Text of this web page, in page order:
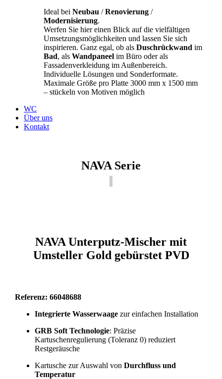
Ideal bei Neubau /Renovierung /
Modernisierung.
Werfen Sie hier einen Blick auf die vielfältigen
Umsetzungsmöglichkeiten und lassen Sie sich
inspirieren. Ganz egal, ob als Duschrückwand im
Bad, als Wandpaneel im Büro oder als
Fassadenverkleidung im Außenbereich.
Individuelle Lösungen und Sonderformate.
Maximale Größe pro Platte 3000 mm x 1500 mm
– stückeln von Motiven möglich
WC
Über uns
Kontakt
NAVA Serie
NAVA Unterputz-Mischer mit
Umsteller Gold gebürstet PVD
Referenz: 66048688
Integrierte Wasserwaagezur einfachen Installation
GRB Soft Technologie: Präzise
Kartuschenregulierung (Toleranz 0) reduziert
Restgeräusche
Kartusche zur Auswahl von Durchfluss und
Temperatur